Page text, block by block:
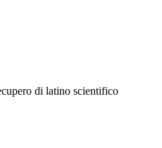
di latino scientifico